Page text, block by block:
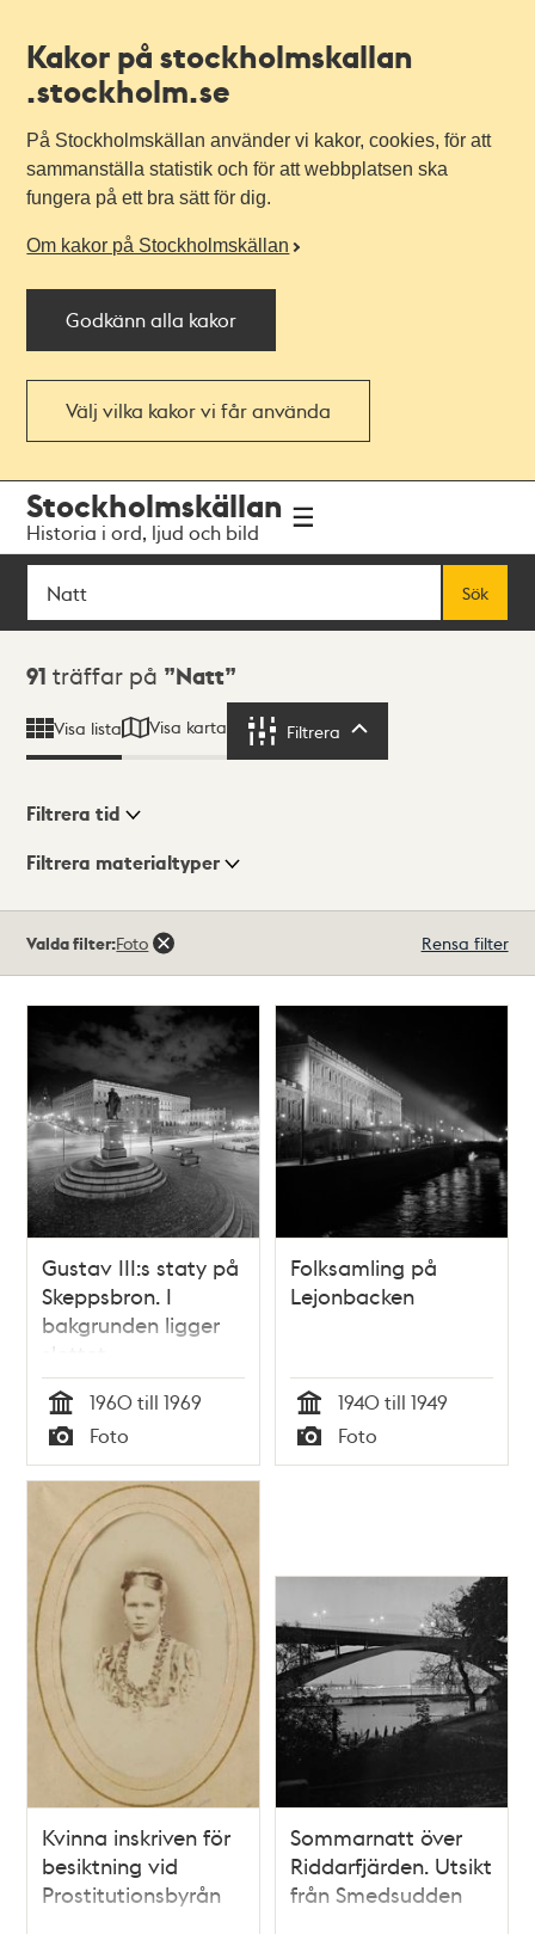
Kakor på stockholmskallan
.stockholm.se
På Stockholmskällan använder vi kakor, cookies, för att
sammanställa statistik och för att webbplatsen ska
fungera på ett bra sätt för dig.
Om kakor på Stockholmskällan
Godkänn alla kakor
Välj vilka kakor vi får använda
navigationen
huvudinnehållet
Stockholmskällan
Historia i ord, ljud och bild
Sök
Sök
Sökresultat
91 träffar på Natt
Visa lista Visa karta Filtrera
Visningsläge
Filtrera tid
Filtrera materialtyper
träffar
Valda filter:Foto Rensa filter
Gustav III:s staty på
Skeppsbron. I
bakgrunden ligger
slottet
Tid
1960 till 1969
Typ
Foto
Folksamling på
Lejonbacken
Tid
1940 till 1949
Typ
Foto
Kvinna inskriven för
besiktning vid
Prostitutionsbyrån
Sommarnatt över
Riddarfjärden. Utsikt
från Smedsudden